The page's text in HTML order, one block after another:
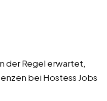
der Regel erwartet,
bei Hostess Jobs